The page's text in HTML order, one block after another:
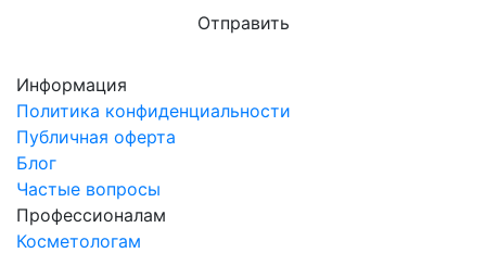
Профессионалам
Косметологам
Информация
Политика конфиденциальности
Публичная оферта
Блог
Частые вопросы